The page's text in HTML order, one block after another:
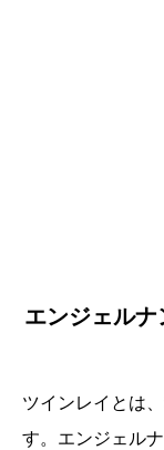
エンジェル
ツインレイとは
す。エンジェル